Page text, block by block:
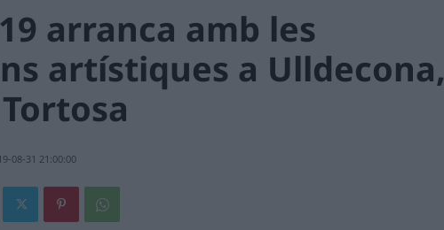
arranca amb les
artístiques a Ulldecona,
08-31 21:00:00